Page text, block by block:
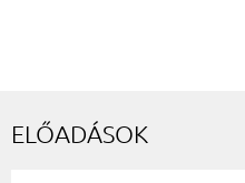
ELŐADÁSOK